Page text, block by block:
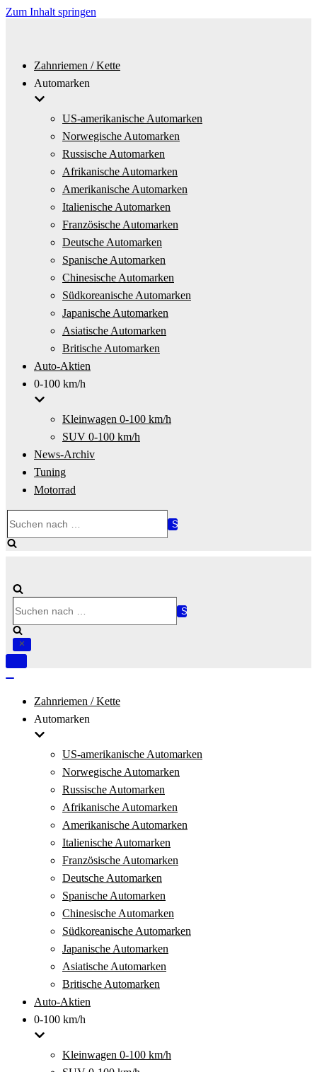
Zum Inhalt springen
Zahnriemen / Kette
Automarken
US-amerikanische Automarken
Norwegische Automarken
Russische Automarken
Afrikanische Automarken
Amerikanische Automarken
Italienische Automarken
Französische Automarken
Deutsche Automarken
Spanische Automarken
Chinesische Automarken
Südkoreanische Automarken
Japanische Automarken
Asiatische Automarken
Britische Automarken
Auto-Aktien
0-100 km/h
Kleinwagen 0-100 km/h
SUV 0-100 km/h
News-Archiv
Tuning
Motorrad
nach …
nach …
Navigation
Zahnriemen / Kette
Automarken
US-amerikanische Automarken
Norwegische Automarken
Russische Automarken
Afrikanische Automarken
Amerikanische Automarken
Italienische Automarken
Französische Automarken
Deutsche Automarken
Spanische Automarken
Chinesische Automarken
Südkoreanische Automarken
Japanische Automarken
Asiatische Automarken
Britische Automarken
Auto-Aktien
0-100 km/h
Kleinwagen 0-100 km/h